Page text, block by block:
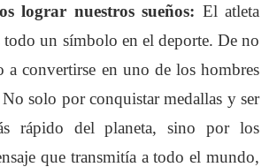
lograr nuestros sueños: El atleta
todo un símbolo en el deporte. De no
a convertirse en uno de los hombres
solo por conquistar medallas y ser
rápido del planeta, sino por los
que transmitía a todo el mundo,